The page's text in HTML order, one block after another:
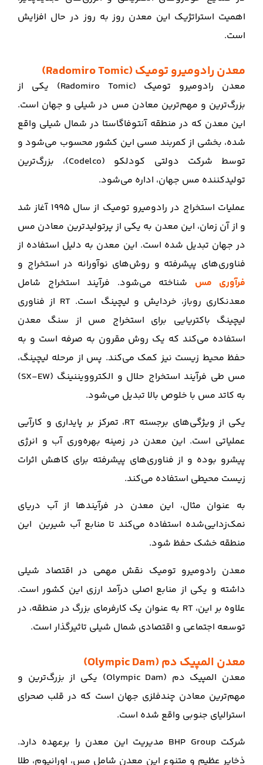
اهمیت استراتژیک این معدن روز به روز در حال افزایش
است.
معدن رادومیرو تومیک (Radomiro Tomic)
معدن رادومیرو تومیک (Radomiro Tomic) یکی از
بزرگ‌ترین و مهم‌ترین معادن مس در شیلی و جهان است.
این معدن که در منطقه آنتوفاگاستا در شمال شیلی واقع
شده، بخشی از کمربند مسی این کشور محسوب می‌شود و
توسط شرکت دولتی کودلکو (Codelco)، بزرگ‌ترین
تولیدکننده مس جهان، اداره می‌شود.
عملیات استخراج در رادومیرو تومیک از سال 1995 آغاز شد
و از آن زمان، این معدن به یکی از پرتولیدترین معادن مس
در جهان تبدیل شده است. این معدن به دلیل استفاده از
فناوری‌های پیشرفته و روش‌های نوآورانه در استخراج و
فرآوری مس شناخته می‌شود. فرآیند استخراج شامل
معدنکاری روباز، خردایش و لیچینگ است. RT از فناوری
لیچینگ باکتریایی برای استخراج مس از سنگ معدن
استفاده می‌کند که یک روش مقرون به صرفه است و به
حفظ محیط زیست نیز کمک می‌کند. پس از مرحله لیچینگ،
مس طی فرآیند استخراج حلال و الکتروویننینگ (SX-EW)
به کاتد مس با خلوص بالا تبدیل می‌شود.
یکی از ویژگی‌های برجسته RT، تمرکز بر پایداری و کارآیی
عملیاتی است. این معدن در زمینه بهره‌وری آب و انرژی
پیشرو بوده و از فناوری‌های پیشرفته برای کاهش اثرات
زیست محیطی استفاده می‌کند.
به عنوان مثال، این معدن در فرآیندها از آب دریای
نمک‌زدایی‌شده استفاده می‌کند تا منابع آب شیرین این
منطقه خشک حفظ شود.
معدن رادومیرو تومیک نقش مهمی در اقتصاد شیلی
داشته و یکی از منابع اصلی درآمد ارزی این کشور است.
علاوه بر این، RT به عنوان یک کارفرمای بزرگ در منطقه، در
توسعه اجتماعی و اقتصادی شمال شیلی تاثیرگذار است.
معدن المپیک دم (Olympic Dam)
معدن المپیک دم (Olympic Dam) یکی از بزرگ‌ترین و
مهم‌ترین معادن چندفلزی جهان است که در قلب صحرای
استرالیای جنوبی واقع شده است.
شرکت BHP Group مدیریت این معدن را برعهده دارد.
ذخایر عظیم و متنوع این معدن شامل مس، اورانیوم، طلا